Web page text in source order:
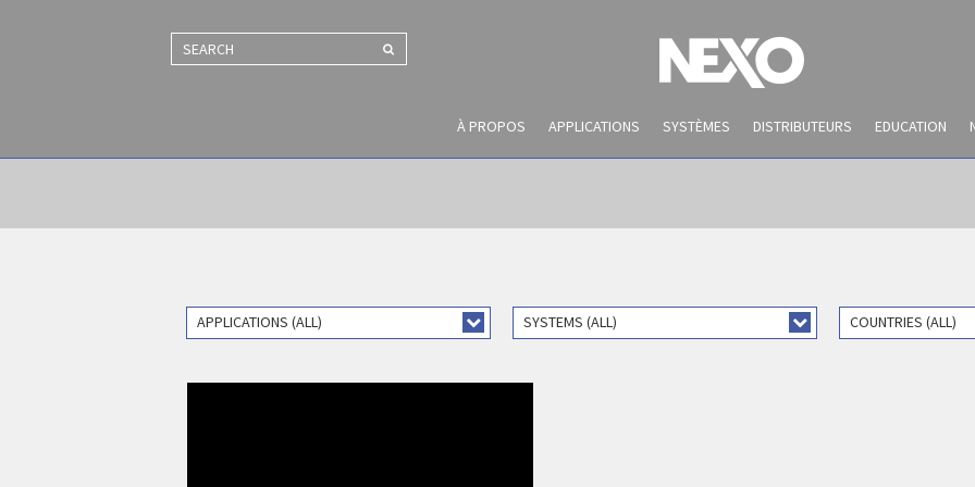
SEARCH
À PROPOS APPLICATIONS SYSTÈMES DISTRIBUTEURS EDUCATION
APPLICATIONS (ALL) SYSTEMS (ALL) COUNTRIES (ALL)